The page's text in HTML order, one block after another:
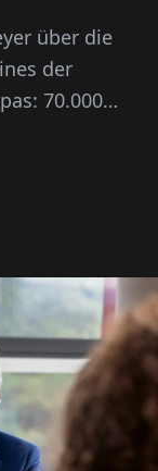
über die
der
70.000